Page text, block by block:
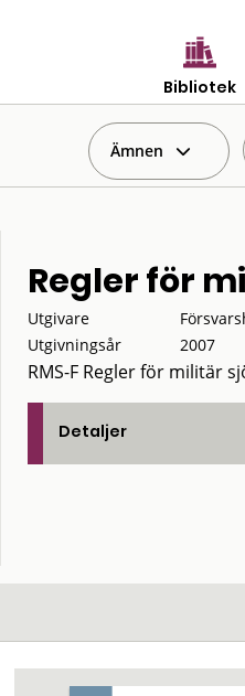
Bibliotek
Ämnen
Regler för
Utgivare
Utgivningsår
2007
RMS-F Regler för militär
Detaljer